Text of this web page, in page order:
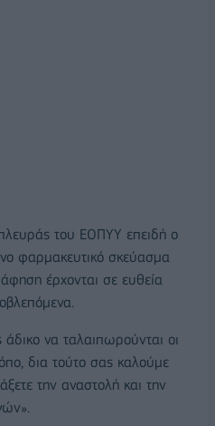
του ΕΟΠΥΥ επειδή ο
φαρμακευτικό σκεύασμα
έρχονται σε ευθεία
άδικο να ταλαιπωρούνται οι
δια τούτο σας καλούμε
την αναστολή και την